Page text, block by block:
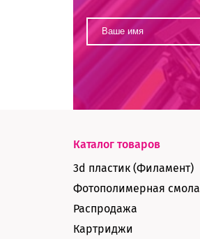
Каталог товаров
3d пластик (Филамент)
Фотополимерная смола
Распродажа
Картриджи